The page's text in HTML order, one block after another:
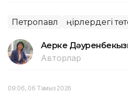
Петропавл Өңірлердегі
Ақерке
Авторлар
09:06, 06 Тамыз 2026